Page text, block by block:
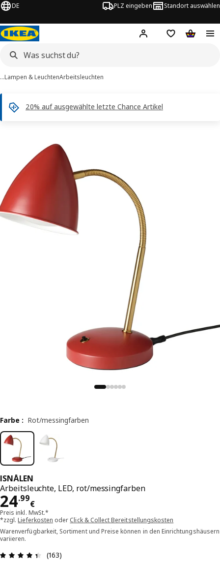
DE PLZ eingeben Standort auswählen
Hej! Hier einloggen
Merkzettel
…Lampen & LeuchtenArbeitsleuchten
20% auf ausgewählte letzte Chance Artikel
ISNÅLEN
Arbeitsleuchte, LED, rot/messingfarben
24.99
€
Preis 24.99€
Preis inkl. MwSt.*
*zzgl.Lieferkosten oder Click & Collect Bereitstellungskosten
Warenverfügbarkeit, Sortiment und Preise können in den Einrichtungshäusern
variieren.
Bewertung: 4.4 von 5 Sterne Alle Bewertungen:
(163)
Farbe : Rot/messingfarben